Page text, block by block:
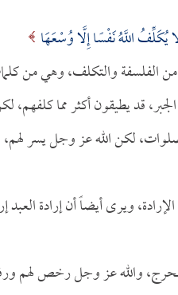
يُكَلِّفُ اللَّهُ نَفْسًا إِلَّا وُسْعَهَا
قد يطيقون أكثر مما كلفهم،
لكن الله عز وجل يسر لهم،
ويرى أيضاً أن إرادة العبد
وبحرج، والله عز وجل رخص لهم